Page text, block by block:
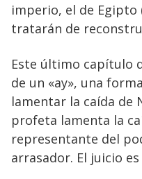
imperio, el de Egipto
tratarán de
Este último capítulo
de un «ay», una
lamentar la caída de
profeta lamenta la
representante del
arrasador. El juicio